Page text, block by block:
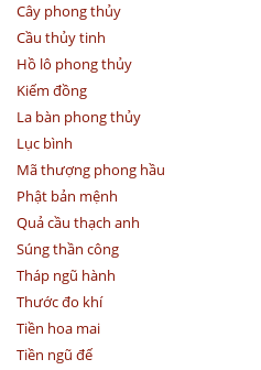
Cây phong thủy
Cầu thủy tinh
Hồ lô phong thủy
Kiếm đồng
La bàn phong thủy
Lục bình
Mã thượng phong hầu
Phật bản mệnh
Quả cầu thạch anh
Súng thần công
Tháp ngũ hành
Thước đo khí
Tiền hoa mai
Tiền ngũ đế